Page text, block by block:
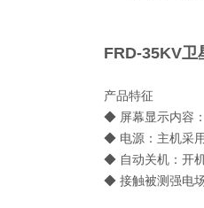
FRD-35KV卫
产品特征
◆ 屏幕显示内容
◆ 电源：主机采
◆ 自动关机：开
◆ 接触被测强电